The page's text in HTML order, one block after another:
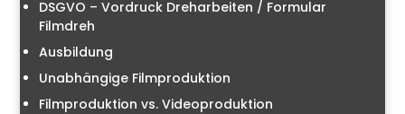
DSGVO – Vordruck Dreharbeiten / Formular
Filmdreh
Ausbildung
Unabhängige Filmproduktion
Filmproduktion vs. Videoproduktion